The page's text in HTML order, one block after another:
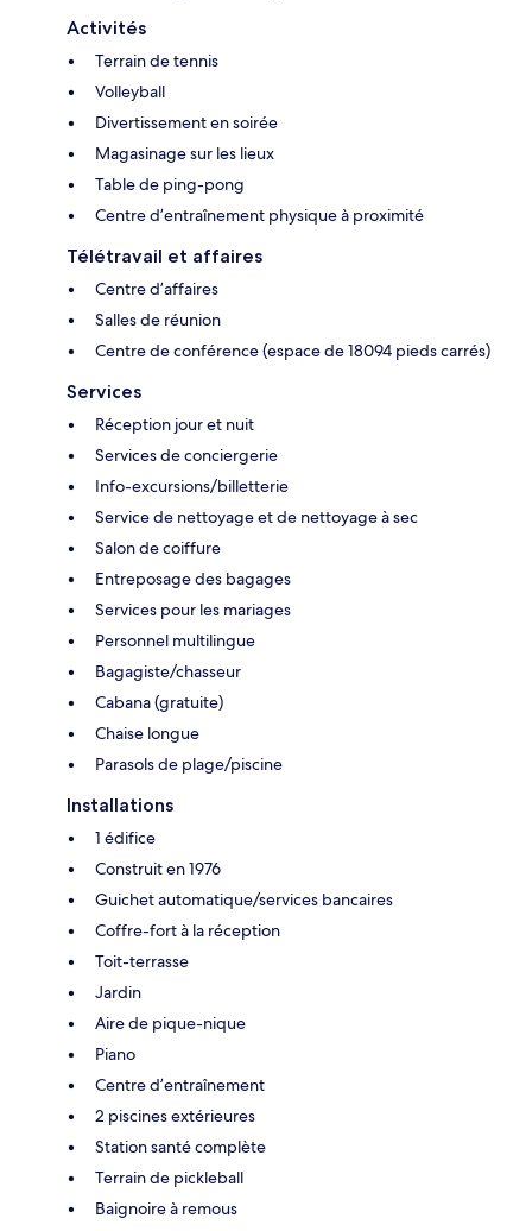
Activités
Terrain de tennis
Volleyball
Divertissement en soirée
Magasinage sur les lieux
Table de ping-pong
Centre d’entraînement physique à proximité
Télétravail et affaires
Centre d’affaires
Salles de réunion
Centre de conférence (espace de 18094 pieds carrés)
Services
Réception jour et nuit
Services de conciergerie
Info-excursions/billetterie
Service de nettoyage et de nettoyage à sec
Salon de coiffure
Entreposage des bagages
Services pour les mariages
Personnel multilingue
Bagagiste/chasseur
Cabana (gratuite)
Chaise longue
Parasols de plage/piscine
Installations
1 édifice
Construit en 1976
Guichet automatique/services bancaires
Coffre-fort à la réception
Toit-terrasse
Jardin
Aire de pique-nique
Piano
Centre d’entraînement
2 piscines extérieures
Station santé complète
Terrain de pickleball
Baignoire à remous